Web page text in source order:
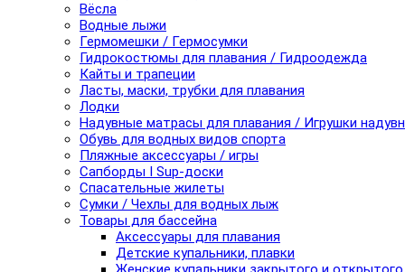
Вёсла
Водные лыжи
Гермомешки / Гермосумки
Гидрокостюмы для плавания / Гидроодежда
Кайты и трапеции
Ласты, маски, трубки для плавания
Лодки
Надувные матрасы для плавания / Игрушки
Обувь для водных видов спорта
Пляжные аксессуары / игры
Сапборды I Sup-доски
Спасательные жилеты
Сумки / Чехлы для водных лыж
Товары для бассейна
Аксессуары для плавания
Детские купальники, плавки